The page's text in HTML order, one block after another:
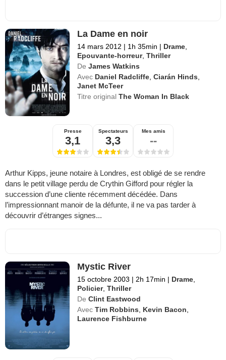
La Dame en noir
14 mars 2012 | 1h 35min | Drame
Epouvante-horreur,Thriller
De James Watkins
Avec Daniel Radcliffe ,Ciarán Hinds
Janet McTeer
Titre originalThe Woman In Black
Presse
3,1
Spectateurs
3,3
Mes amis
--
Arthur Kipps, jeune notaire à Londres, est obligé de se rendre
dans le petit village perdu de Crythin Gifford pour régler la
succession d’une cliente récemment décédée. Dans
l’impressionnant manoir de la défunte, il ne va pas tarder à
découvrir d’étranges signes...
Mystic River
15 octobre 2003 | 2h 17min | Drame,
Policier,Thriller
De Clint Eastwood
Avec Tim Robbins, Kevin Bacon,
Laurence Fishburne